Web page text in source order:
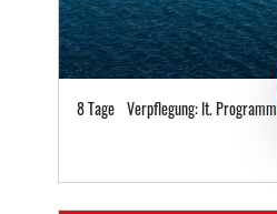
8 Tage Verpflegung: lt. Programm